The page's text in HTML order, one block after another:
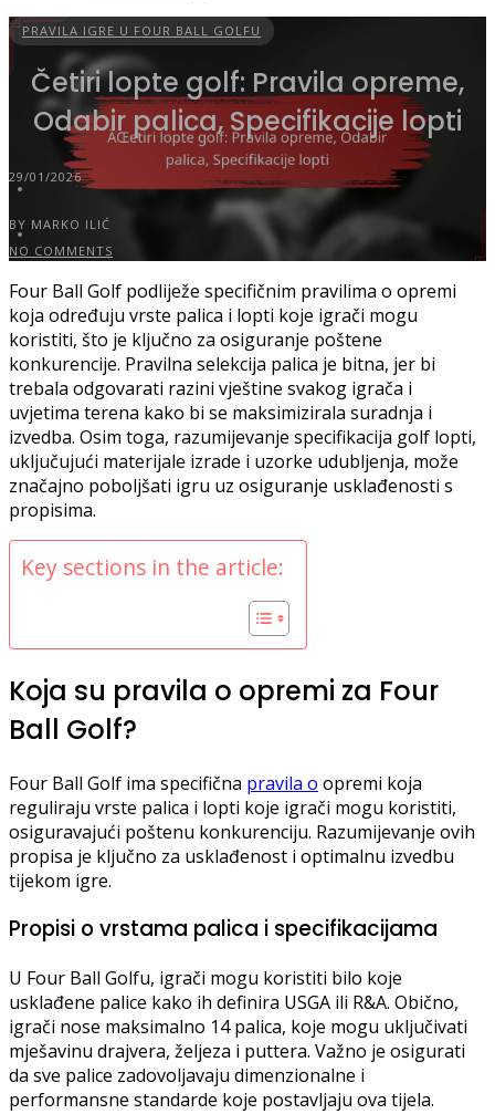
PRAVILA IGRE U FOUR BALL GOLFU
Četiri lopte golf: Pravila opreme,
Odabir palica, Specifikacije lopti
29/01/2026
BY MARKO ILIĆ
NO COMMENTS
Four Ball Golf podliježe specifičnim pravilima o opremi
koja određuju vrste palica i lopti koje igrači mogu
koristiti, što je ključno za osiguranje poštene
konkurencije. Pravilna selekcija palica je bitna, jer bi
trebala odgovarati razini vještine svakog igrača i
uvjetima terena kako bi se maksimizirala suradnja i
izvedba. Osim toga, razumijevanje specifikacija golf lopti,
uključujući materijale izrade i uzorke udubljenja, može
značajno poboljšati igru uz osiguranje usklađenosti s
propisima.
Key sections in the article:
Koja su pravila o opremi za Four
Ball Golf?
Four Ball Golf ima specifična pravila o opremi koja
reguliraju vrste palica i lopti koje igrači mogu koristiti,
osiguravajući poštenu konkurenciju. Razumijevanje ovih
propisa je ključno za usklađenost i optimalnu izvedbu
tijekom igre.
Propisi o vrstama palica i specifikacijama
U Four Ball Golfu, igrači mogu koristiti bilo koje
usklađene palice kako ih definira USGA ili R&A. Obično,
igrači nose maksimalno 14 palica, koje mogu uključivati
mješavinu drajvera, željeza i puttera. Važno je osigurati
da sve palice zadovoljavaju dimenzionalne i
performansne standarde koje postavljaju ova tijela.